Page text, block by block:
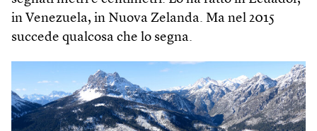
in Venezuela, in Nuova Zelanda. Ma nel 2015
succede qualcosa che lo segna.